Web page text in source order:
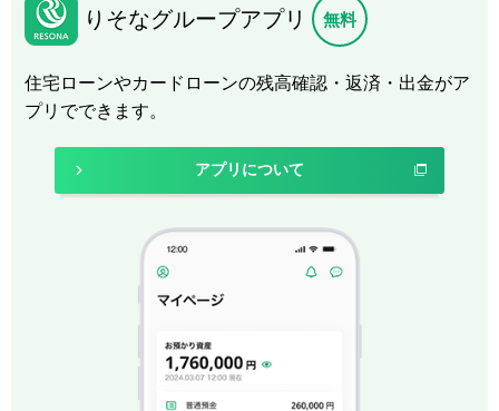
りそなグループアプリ 無料
住宅ローンやカードローンの残高確認・返済・出金がア
プリでできます。
アプリについて